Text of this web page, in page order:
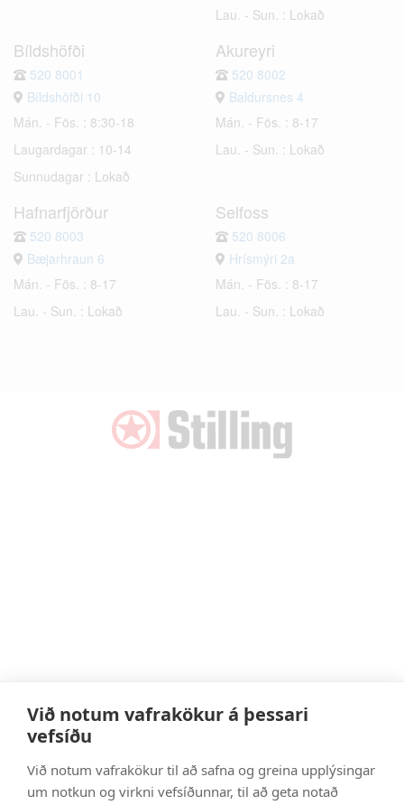
Við notum vafrakökur á þessari
vefsíðu
Við notum vafrakökur til að safna og greina upplýsingar
um notkun og virkni vefsíðunnar, til að geta notað
Lau. - Sun. : Lokað
Bíldshöfði
520 8001
Bíldshöfði 10
Mán. - Fös. : 8:30-18
Laugardagar : 10-14
Sunnudagar : Lokað
Akureyri
520 8002
Baldursnes 4
Mán. - Fös. : 8-17
Lau. - Sun. : Lokað
Hafnarfjörður
520 8003
Bæjarhraun 6
Mán. - Fös. : 8-17
Lau. - Sun. : Lokað
Selfoss
520 8006
Hrísmýri 2a
Mán. - Fös. : 8-17
Lau. - Sun. : Lokað